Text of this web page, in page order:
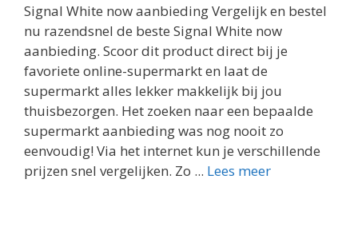
Signal White now aanbieding Vergelijk en bestel
nu razendsnel de beste Signal White now
aanbieding. Scoor dit product direct bij je
favoriete online-supermarkt en laat de
supermarkt alles lekker makkelijk bij jou
thuisbezorgen. Het zoeken naar een bepaalde
supermarkt aanbieding was nog nooit zo
eenvoudig! Via het internet kun je verschillende
prijzen snel vergelijken. Zo ... Lees meer